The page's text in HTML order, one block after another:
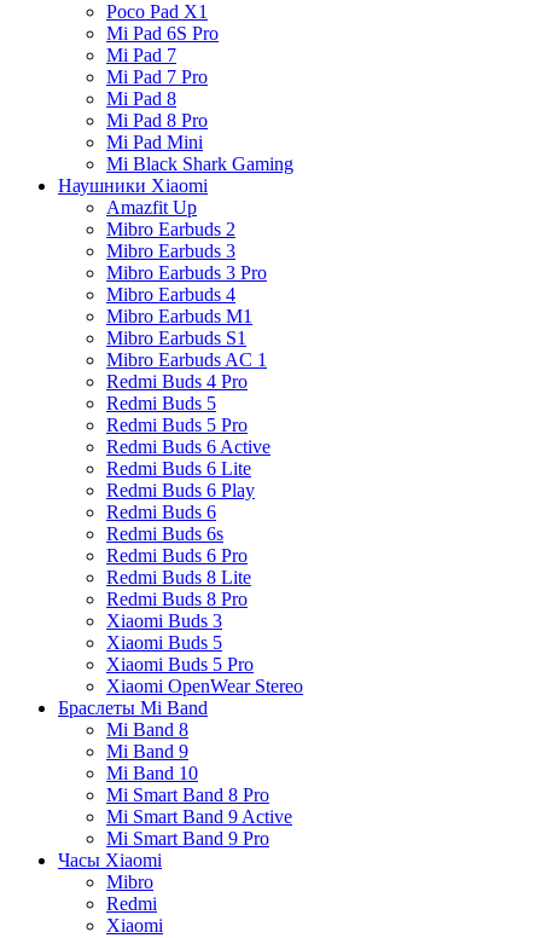
Poco Pad X1
Mi Pad 6S Pro
Mi Pad 7
Mi Pad 7 Pro
Mi Pad 8
Mi Pad 8 Pro
Mi Pad Mini
Mi Black Shark Gaming
Наушники Xiaomi
Amazfit Up
Mibro Earbuds 2
Mibro Earbuds 3
Mibro Earbuds 3 Pro
Mibro Earbuds 4
Mibro Earbuds M1
Mibro Earbuds S1
Mibro Earbuds AC 1
Redmi Buds 4 Pro
Redmi Buds 5
Redmi Buds 5 Pro
Redmi Buds 6 Active
Redmi Buds 6 Lite
Redmi Buds 6 Play
Redmi Buds 6
Redmi Buds 6s
Redmi Buds 6 Pro
Redmi Buds 8 Lite
Redmi Buds 8 Pro
Xiaomi Buds 3
Xiaomi Buds 5
Xiaomi Buds 5 Pro
Xiaomi OpenWear Stereo
Браслеты Mi Band
Mi Band 8
Mi Band 9
Mi Band 10
Mi Smart Band 8 Pro
Mi Smart Band 9 Active
Mi Smart Band 9 Pro
Часы Xiaomi
Mibro
Redmi
Xiaomi